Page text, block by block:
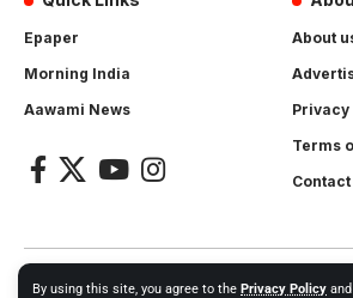
By using this site, you agree to the Privacy Policy and
Epaper
Morning India
Aawami News
About
Privacy
Terms
2024- All Rights Reserved.Live 7 tv.